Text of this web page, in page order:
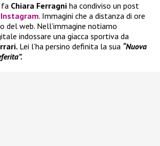
fa Chiara Ferragni ha condiviso un post
Instagram. Immagini che a distanza di ore
del web. Nell’immagine notiamo
indossare una giacca sportiva da
Lei l’ha persino definita la sua “Nuova